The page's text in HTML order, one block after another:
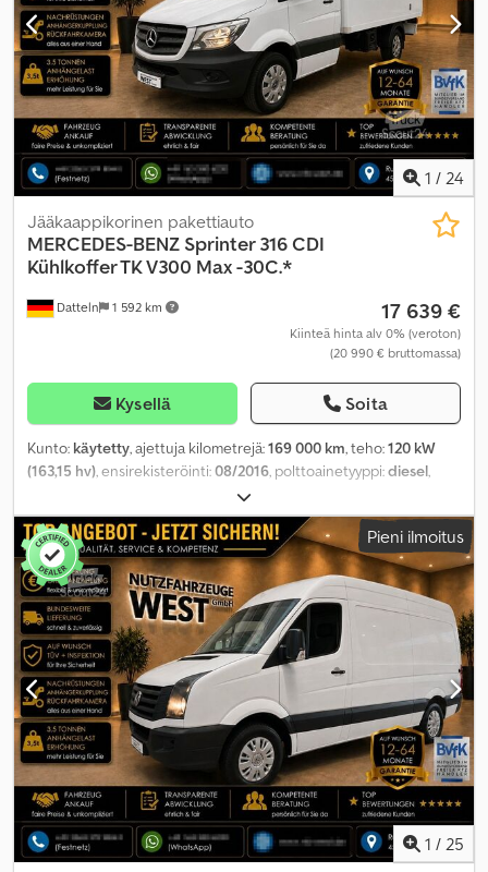
1 / 24
Datteln 1 592 km
Jääkaappikorinen pakettiauto
MERCEDES-BENZ Sprinter 316 CDI
Kühlkoffer TK V300 Max -30C.*
17 639 €
Kiinteä hinta alv 0% (veroton)
(20 990 € bruttomassa)
Kysellä Soita
Kunto: käytetty, ajettuja kilometrejä:169 000 km, teho:120 kW
(163,15 hv), ensirekisteröinti:08/2016, polttoainetyyppi:diesel,
valkoinen
automaattinen, päästöluokka:Euro 6, istuimien määrä:3,
Varusteet:ABS, ilmastointi, keskuslukitus, noesuodatin,
Pieni ilmoitus
1 / 25